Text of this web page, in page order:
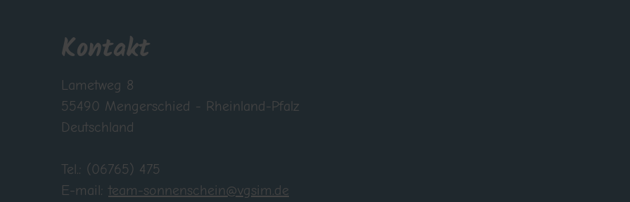
Kontakt
Lametweg 8
55490 Mengerschied - Rheinland-Pfalz
Deutschland
Tel.: (06765) 475
E-mail: team-sonnenschein@vgsim.de